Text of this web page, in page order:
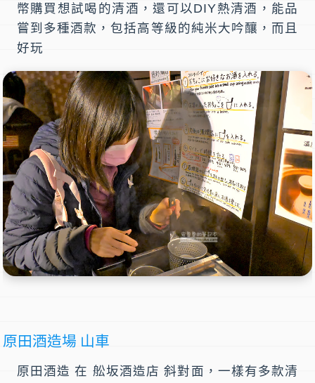
幣購買想試喝的清酒，還可以DIY熱清酒，能品
嘗到多種酒款，包括高等級的純米大吟釀，而且
好玩
原田酒造場 山車
原田酒造 在 舩坂酒造店 斜對面，一樣有多款清